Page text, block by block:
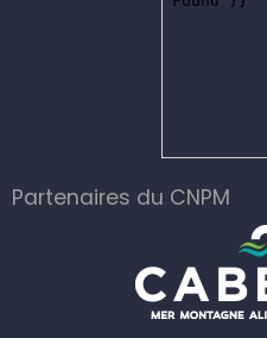
Partenaires du CNPM